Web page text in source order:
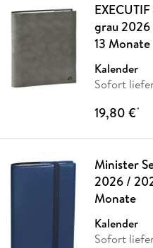
grau
13 Monate
Kalender
Sofort
19,80 €*
Minister
2026 /
Monate
Kalender
Sofort